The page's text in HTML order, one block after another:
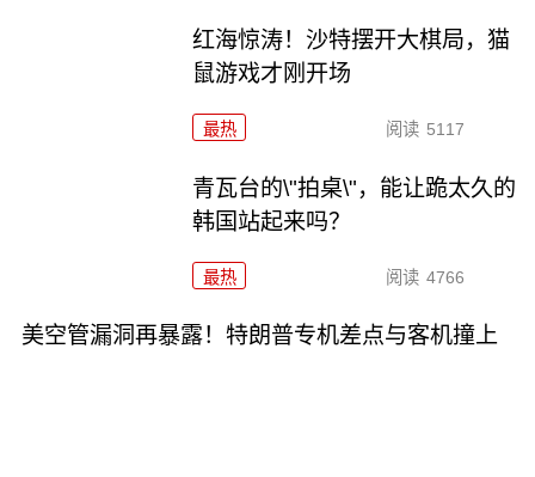
红海惊涛！沙特摆开大棋局，猫
鼠游戏才刚开场
最热 阅读 5117
青瓦台的\"拍桌\"，能让跪太久的
韩国站起来吗？
最热 阅读 4766
美空管漏洞再暴露！特朗普专机差点与客机撞上